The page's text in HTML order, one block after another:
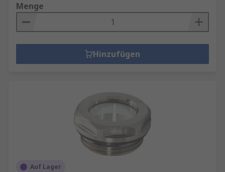
Menge
Hinzufügen
Auf Lager